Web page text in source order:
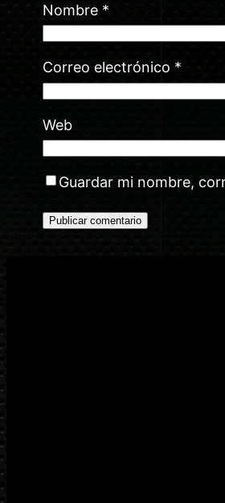
Nombre *
Correo electrónico *
Web
Guardar mi nombre,